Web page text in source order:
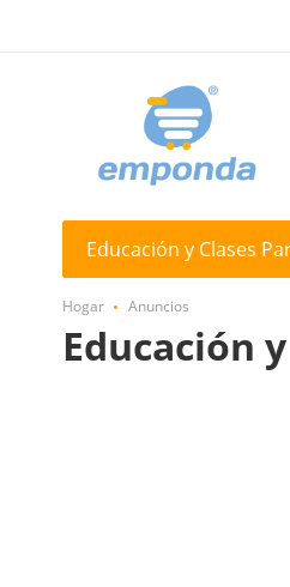
Hogar Anuncios
Educación